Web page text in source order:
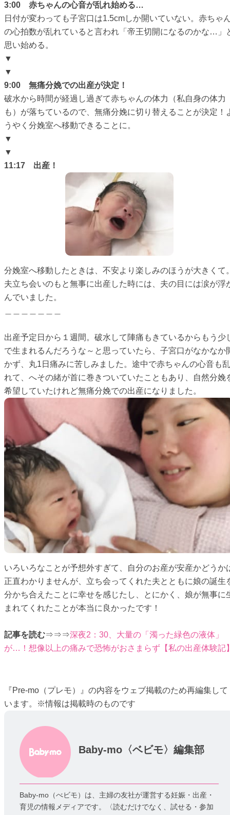
3:00 赤ちゃんの心音が乱れ始める…
日付が変わっても子宮口は1.5cmしか開いていない。赤ちゃ
の心拍数が乱れていると言われ「帝王切開になるのかな…」
思い始める。
▼
▼
9:00 無痛分娩での出産が決定！
破水から時間が経過し過ぎて赤ちゃんの体力（私自身の体力
も）が落ちているので、無痛分娩に切り替えることが決定！
うやく分娩室へ移動できることに。
▼
▼
11:17 出産！
分娩室へ移動したときは、不安より楽しみのほうが大きくて
夫立ち会いのもと無事に出産した時には、夫の目には涙が浮
んでいました。
出産予定日から１週間。破水して陣痛もきているからもう少
で生まれるんだろうな～と思っていたら、子宮口がなかなか
かず、丸1日痛みに苦しみました。途中で赤ちゃんの心音も乱
れて、へその緒が首に巻きついていたこともあり、自然分娩
希望していたけれど無痛分娩での出産になりました。
いろいろなことが予想外すぎて、自分のお産が安産かどうか
正直わかりませんが、立ち会ってくれた夫とともに娘の誕生
分かち合えたことに幸せを感じたし、とにかく、娘が無事に
まれてくれたことが本当に良かったです！
記事を読む⇒⇒⇒深夜2：30、大量の「濁った緑色の液体」
が…！想像以上の痛みで恐怖がおさまらず【私の出産体験記
『Pre-mo（プレモ）』の内容をウェブ掲載のため再編集して
います。※情報は掲載時のものです
Baby-mo〈ベビモ〉編集部
Baby-mo（べビモ）は、主婦の友社が運営する妊娠・出産・
育児の情報メディアです。〈読むだけでなく、試せる・参加